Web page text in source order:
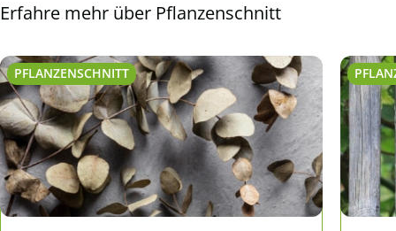
Erfahre mehr über Pflanzenschnitt
PFLANZENSCHNITT